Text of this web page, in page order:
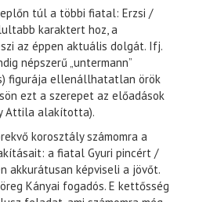
túl a többi fiatal: Erzsi /
karaktert hoz, a
az éppen aktuális dolgát. Ifj.
népszerű „untermann”
figurája ellenállhatatlan örök
ezt a szerepet az előadások
Attila alakította).
korosztály számomra a
a fiatal Gyuri pincért /
akkurátusan képviseli a jövőt.
Kányai fogadós. E kettősség